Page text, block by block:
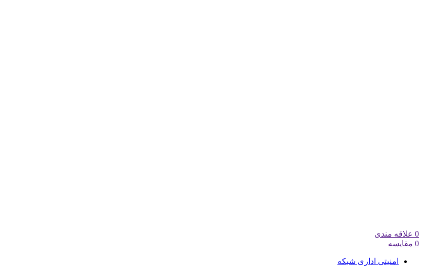
0 علاقه مندی
0 مقایسه
امنیتی اداری شبکه